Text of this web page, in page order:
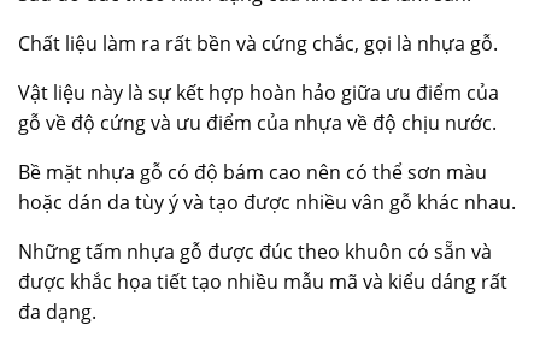
Chất liệu làm ra rất bền và cứng chắc, gọi là nhựa gỗ.
Vật liệu này là sự kết hợp hoàn hảo giữa ưu điểm của
gỗ về độ cứng và ưu điểm của nhựa về độ chịu nước.
Bề mặt nhựa gỗ có độ bám cao nên có thể sơn màu
hoặc dán da tùy ý và tạo được nhiều vân gỗ khác nhau.
Những tấm nhựa gỗ được đúc theo khuôn có sẵn và
được khắc họa tiết tạo nhiều mẫu mã và kiểu dáng rất
đa dạng.